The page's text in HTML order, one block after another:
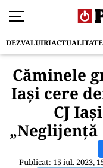
DEZVALUIRIACTUALITATE
Căminele
Iași cere
CJ
Publicat: 15 iul. 2023,